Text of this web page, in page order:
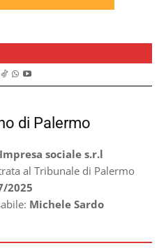
di Palermo
sociale s.r.l
al Tribunale di Palermo
2025
Michele Sardo